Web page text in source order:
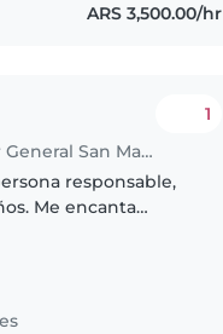
ARS 3,500.00/hr
Babysitter in Ciudad del Libertador General San Martín
1
responsable,
Me encanta